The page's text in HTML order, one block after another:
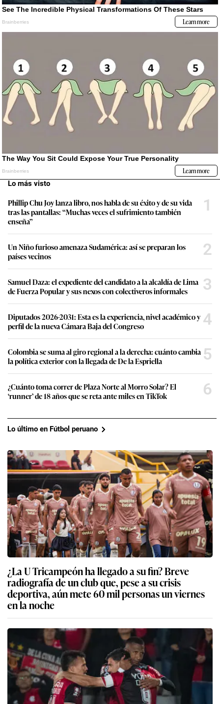
Lo más visto
Phillip Chu Joy lanza libro, nos habla de su éxito y de su vida
tras las pantallas: “Muchas veces el sufrimiento también
enseña”
1
Un Niño furioso amenaza Sudamérica: así se preparan los
países vecinos
2
Samuel Daza: el expediente del candidato a la alcaldía de Lima
de Fuerza Popular y sus nexos con colectiveros informales
3
Diputados 2026-2031: Esta es la experiencia, nivel académico y
perfil de la nueva Cámara Baja del Congreso
4
Colombia se suma al giro regional a la derecha: cuánto cambia
la política exterior con la llegada de De la Espriella
5
¿Cuánto toma correr de Plaza Norte al Morro Solar? El
‘runner’ de 18 años que se reta ante miles en TikTok
6
Lo último en Fútbol peruano
¿La U Tricampeón ha llegado a su fin? Breve
radiografía de un club que, pese a su crisis
deportiva, aún mete 60 mil personas un viernes
en la noche